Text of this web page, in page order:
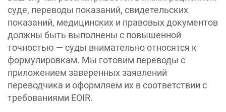
суде, переводы показаний, свидетельских
показаний, медицинских и правовых документов
должны быть выполнены с повышенной
точностью — суды внимательно относятся к
формулировкам. Мы готовим переводы с
приложением заверенных заявлений
переводчика и оформляем их в соответствии с
требованиями EOIR.